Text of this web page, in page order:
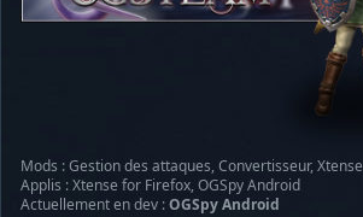
Mods : Gestion des attaques, Convertisseur, Xtense
Applis : Xtense for Firefox, OGSpy Android
Actuellement en dev :OGSpy Android